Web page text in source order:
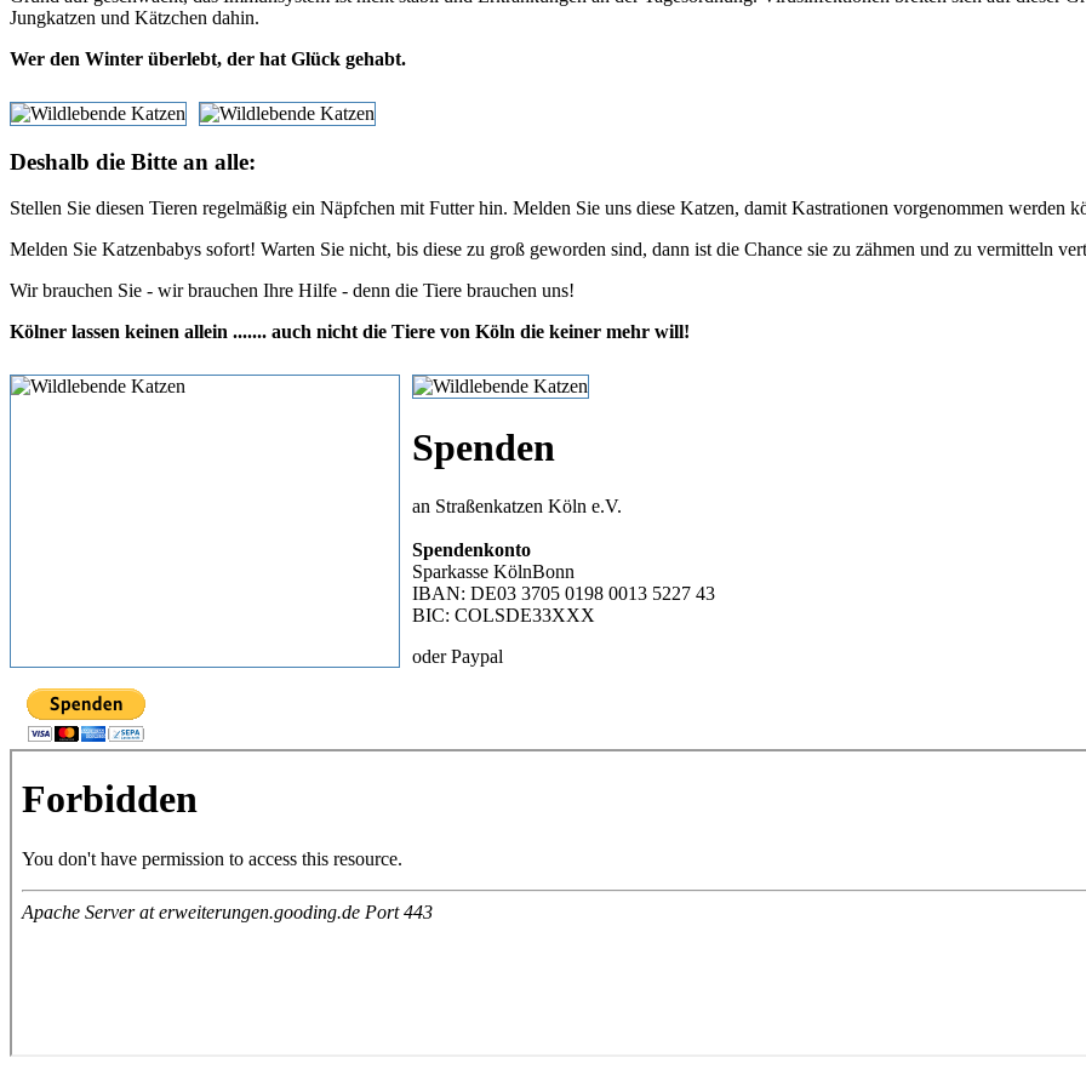
Jungkatzen und Kätzchen dahin.
Wer den Winter überlebt, der hat Glück gehabt.
Deshalb die Bitte an alle:
Stellen Sie diesen Tieren regelmäßig ein Näpfchen mit Futter hin. Melden Sie uns diese Katzen, damit Kastrationen vorgenommen werden
Melden Sie Katzenbabys sofort! Warten Sie nicht, bis diese zu groß geworden sind, dann ist die Chance sie zu zähmen und zu vermitteln
Wir brauchen Sie - wir brauchen Ihre Hilfe - denn die Tiere brauchen uns!
Kölner lassen keinen allein ....... auch nicht die Tiere von Köln die keiner mehr will!
Spenden
an Straßenkatzen Köln e.V.
Spendenkonto
Sparkasse KölnBonn
IBAN: DE03 3705 0198 0013 5227 43
BIC: COLSDE33XXX
oder Paypal